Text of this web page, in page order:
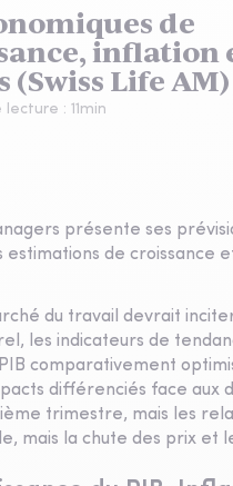
de
inflation
Life AM)
lecture : 11min
présente ses
de croissance
du travail devrait
les indicateurs de
comparativement
différenciés face aux
trimestre, mais les
mais la chute des prix et